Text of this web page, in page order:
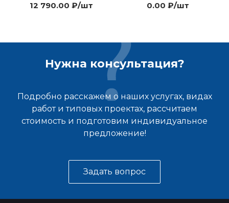
12 790.00 ₽/шт 0.00 ₽/шт
Нужна консультация?
Подробно расскажем о наших услугах, видах
работ и типовых проектах, рассчитаем
стоимость и подготовим индивидуальное
предложение!
Задать вопрос